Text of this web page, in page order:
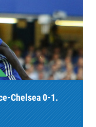
Chelsea 0-1.